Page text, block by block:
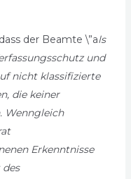
der Beamte \”als
und
nicht klassifizierte
die keiner
Wenngleich
Erkenntnisse